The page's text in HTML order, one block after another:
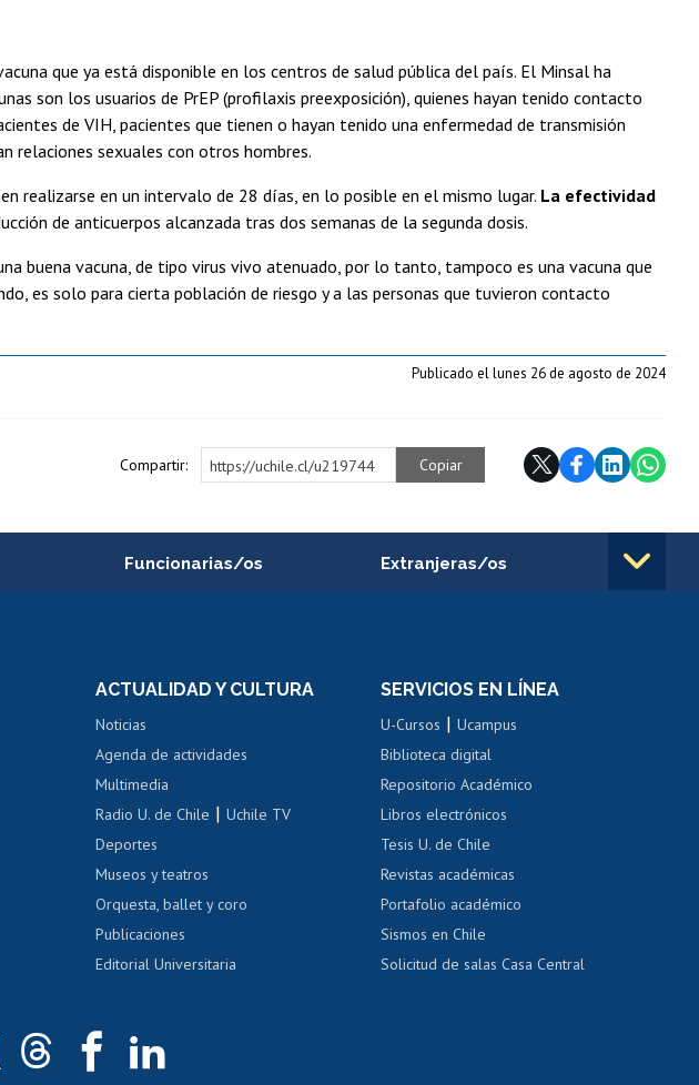
que ya está disponible en los centros de salud pública del país. El Minsal ha
son los usuarios de PrEP (profilaxis preexposición), quienes hayan tenido contacto
de VIH, pacientes que tienen o hayan tenido una enfermedad de transmisión
relaciones sexuales con otros hombres.
realizarse en un intervalo de 28 días, en lo posible en el mismo lugar. La efectividad
de anticuerpos alcanzada tras dos semanas de la segunda dosis.
buena vacuna, de tipo virus vivo atenuado, por lo tanto, tampoco es una vacuna que
es solo para cierta población de riesgo y a las personas que tuvieron contacto
Publicado el lunes 26 de agosto de 2024
Compartir: https://uchile.cl/u219744 Copiar
Funcionarias/os
Portal de movilidad interna
Certificado de renta
Certificado de renta
Gestión de correo uchile
Extranjeras/os
Movilidad Estudiantil
Cursos de español
Acoso laboral, sexual y violencia
ACTUALIDAD Y CULTURA
Noticias
Agenda de actividades
Multimedia
Radio U. de Chile |Uchile TV
Deportes
Museos y teatros
Orquesta, ballet y coro
Publicaciones
Editorial Universitaria
SERVICIOS EN LÍNEA
U-Cursos |Ucampus
Biblioteca digital
Repositorio Académico
Libros electrónicos
Tesis U. de Chile
Revistas académicas
Portafolio académico
Sismos en Chile
Solicitud de salas Casa Central